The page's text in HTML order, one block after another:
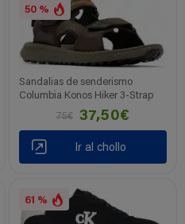
50 %
Sandalias de senderismo
Columbia Konos Hiker 3-Strap
75€
37,50€
Ir al chollo
61 %